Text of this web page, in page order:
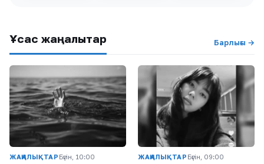
Ұқсас жаңалықтар Барлығы →
ЖАҢАЛЫҚТАР Бүгін, 10:00 ЖАҢАЛЫҚТАР Бүгін, 09:00